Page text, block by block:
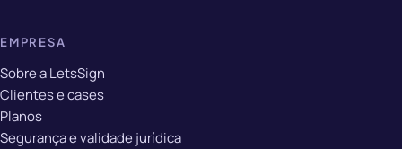
EMPRESA
Sobre a LetsSign
Clientes e cases
Planos
Segurança e validade jurídica